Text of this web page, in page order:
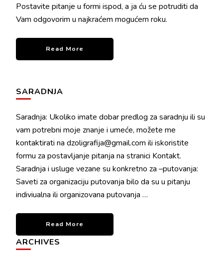
Postavite pitanje u formi ispod, a ja ću se potruditi da
Vam odgovorim u najkraćem mogućem roku.
Read More
SARADNJA
Saradnja: Ukoliko imate dobar predlog za saradnju ili su
vam potrebni moje znanje i umeće, možete me
kontaktirati na dzoligrafija@gmail.com ili iskoristite
formu za postavljanje pitanja na stranici Kontakt.
Saradnja i usluge vezane su konkretno za –putovanja:
Saveti za organizaciju putovanja bilo da su u pitanju
indiviualna ili organizovana putovanja …
Read More
ARCHIVES